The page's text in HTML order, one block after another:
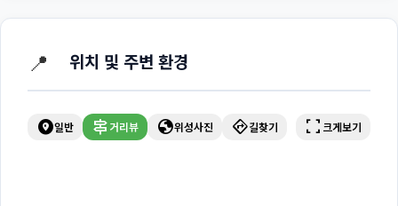
📍 위치 및 주변 환경
explore_nearby일반 signpost거리뷰 globe위성사진 directions길찾기 fullscreen 크게보기